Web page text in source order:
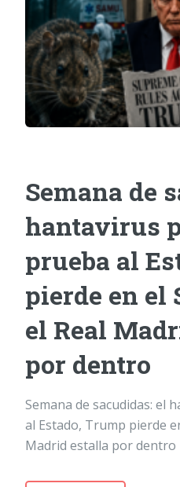
Semana de
hantavirus
prueba al
pierde en el
el Real
por dentro
Semana de sacudidas: el
al Estado, Trump pierde
Madrid estalla por dentro